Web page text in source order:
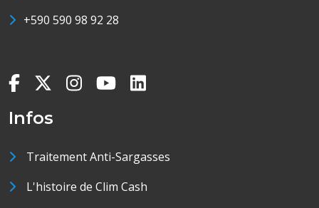
+590 590 98 92 28
Infos
Traitement Anti-Sargasses
L'histoire de Clim Cash